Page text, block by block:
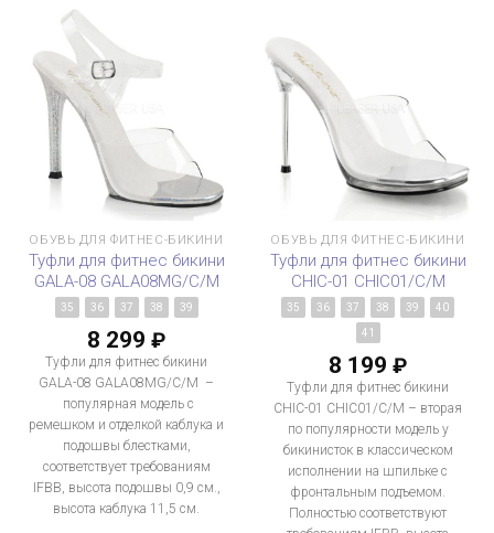
ОБУВЬ ДЛЯ ФИТНЕС-БИКИНИ
Туфли для фитнес бикини
GALA-08 GALA08MG/C/M
35 36 37 38 39
8 299 ₽
Туфли для фитнес бикини
GALA-08 GALA08MG/C/M –
популярная модель с
ремешком и отделкой каблука и
подошвы блестками,
соответствует требованиям
IFBB, высота подошвы 0,9 см.,
высота каблука 11,5 см.
ОБУВЬ ДЛЯ ФИТНЕС-БИКИНИ
Туфли для фитнес бикини
CHIC-01 CHIC01/C/M
35 36 37 38 39 40
41
8 199 ₽
Туфли для фитнес бикини
CHIC-01 CHIC01/C/M – вторая
по популярности модель у
бикинисток в классическом
исполнении на шпильке с
фронтальным подъемом.
Полностью соответствуют